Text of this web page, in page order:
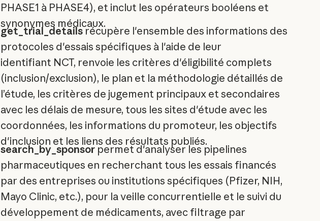
PHASE1 à PHASE4), et inclut les opérateurs booléens et
synonymes médicaux.
get_trial_detailsrécupère l'ensemble des informations des
protocoles d'essais spécifiques à l'aide de leur
identifiant NCT, renvoie les critères d'éligibilité complets
(inclusion/exclusion), le plan et la méthodologie détaillés de
l’étude, les critères de jugement principaux et secondaires
avec les délais de mesure, tous les sites d'étude avec les
coordonnées, les informations du promoteur, les objectifs
d'inclusion et les liens des résultats publiés.
search_by_sponsorpermet d'analyser les pipelines
pharmaceutiques en recherchant tous les essais financés
par des entreprises ou institutions spécifiques (Pfizer, NIH,
Mayo Clinic, etc.), pour la veille concurrentielle et le suivi du
développement de médicaments, avec filtrage par